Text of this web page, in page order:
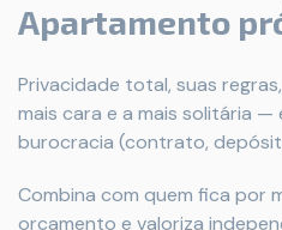
Apartamento
Privacidade total, suas
mais cara e a mais solitária —
burocracia (contrato,
Combina com quem fica por
orçamento e valoriza